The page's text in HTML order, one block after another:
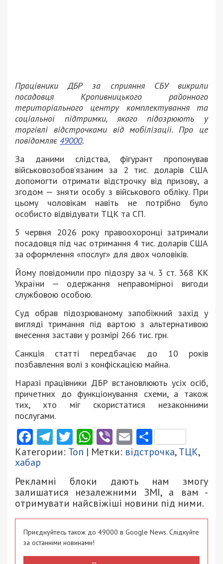
Працівники ДБР за сприяння СБУ викрили
посадовця Кропивницького районного
територіального центру комплектування та
соціальної підтримки, якого підозрюють у
торгівлі відстрочками від мобілізації. Про це
повідомляє 49000.
За даними слідства, фігурант пропонував
військовозобов’язаним за 2 тис. доларів США
допомогти отримати відстрочку від призову, а
згодом — зняти особу з військового обліку. При
цьому чоловікам навіть не потрібно було
особисто відвідувати ТЦК та СП.
5 червня 2026 року правоохоронці затримали
посадовця під час отримання 4 тис. доларів США
за оформлення «послуг» для двох чоловіків.
Йому повідомили про підозру за ч. 3 ст. 368 КК
України — одержання неправомірної вигоди
службовою особою.
Суд обрав підозрюваному запобіжний захід у
вигляді тримання під вартою з альтернативою
внесення застави у розмірі 266 тис. грн.
Санкція статті передбачає до 10 років
позбавлення волі з конфіскацією майна.
Наразі працівники ДБР встановлюють усіх осіб,
причетних до функціонування схеми, а також
тих, хто міг скористатися незаконними
послугами.
Facebook
Telegram
Twitter
WhatsApp
ViberEmail
Категории: Топ | Метки: відстрочка,ТЦК,
хабар
Рекламні блоки дають нам змогу
залишатися незалежними ЗМІ, а вам -
отримувати найсвіжіші новини під ними.
Приєднуйтесь також до 49000 в Google News. Слідкуйте
за останніми новинами!